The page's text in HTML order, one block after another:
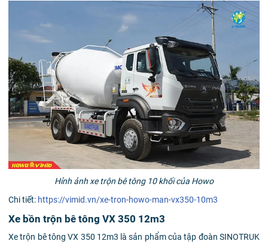
Hỉnh ảnh xe trộn bê tông 10 khối của Howo
Chi tiết: https://vimid.vn/xe-tron-howo-man-vx350-10m3
Xe bồn trộn bê tông VX 350 12m3
Xe trộn bê tông VX 350 12m3 là sản phẩm của tập đoàn SINOTRUK